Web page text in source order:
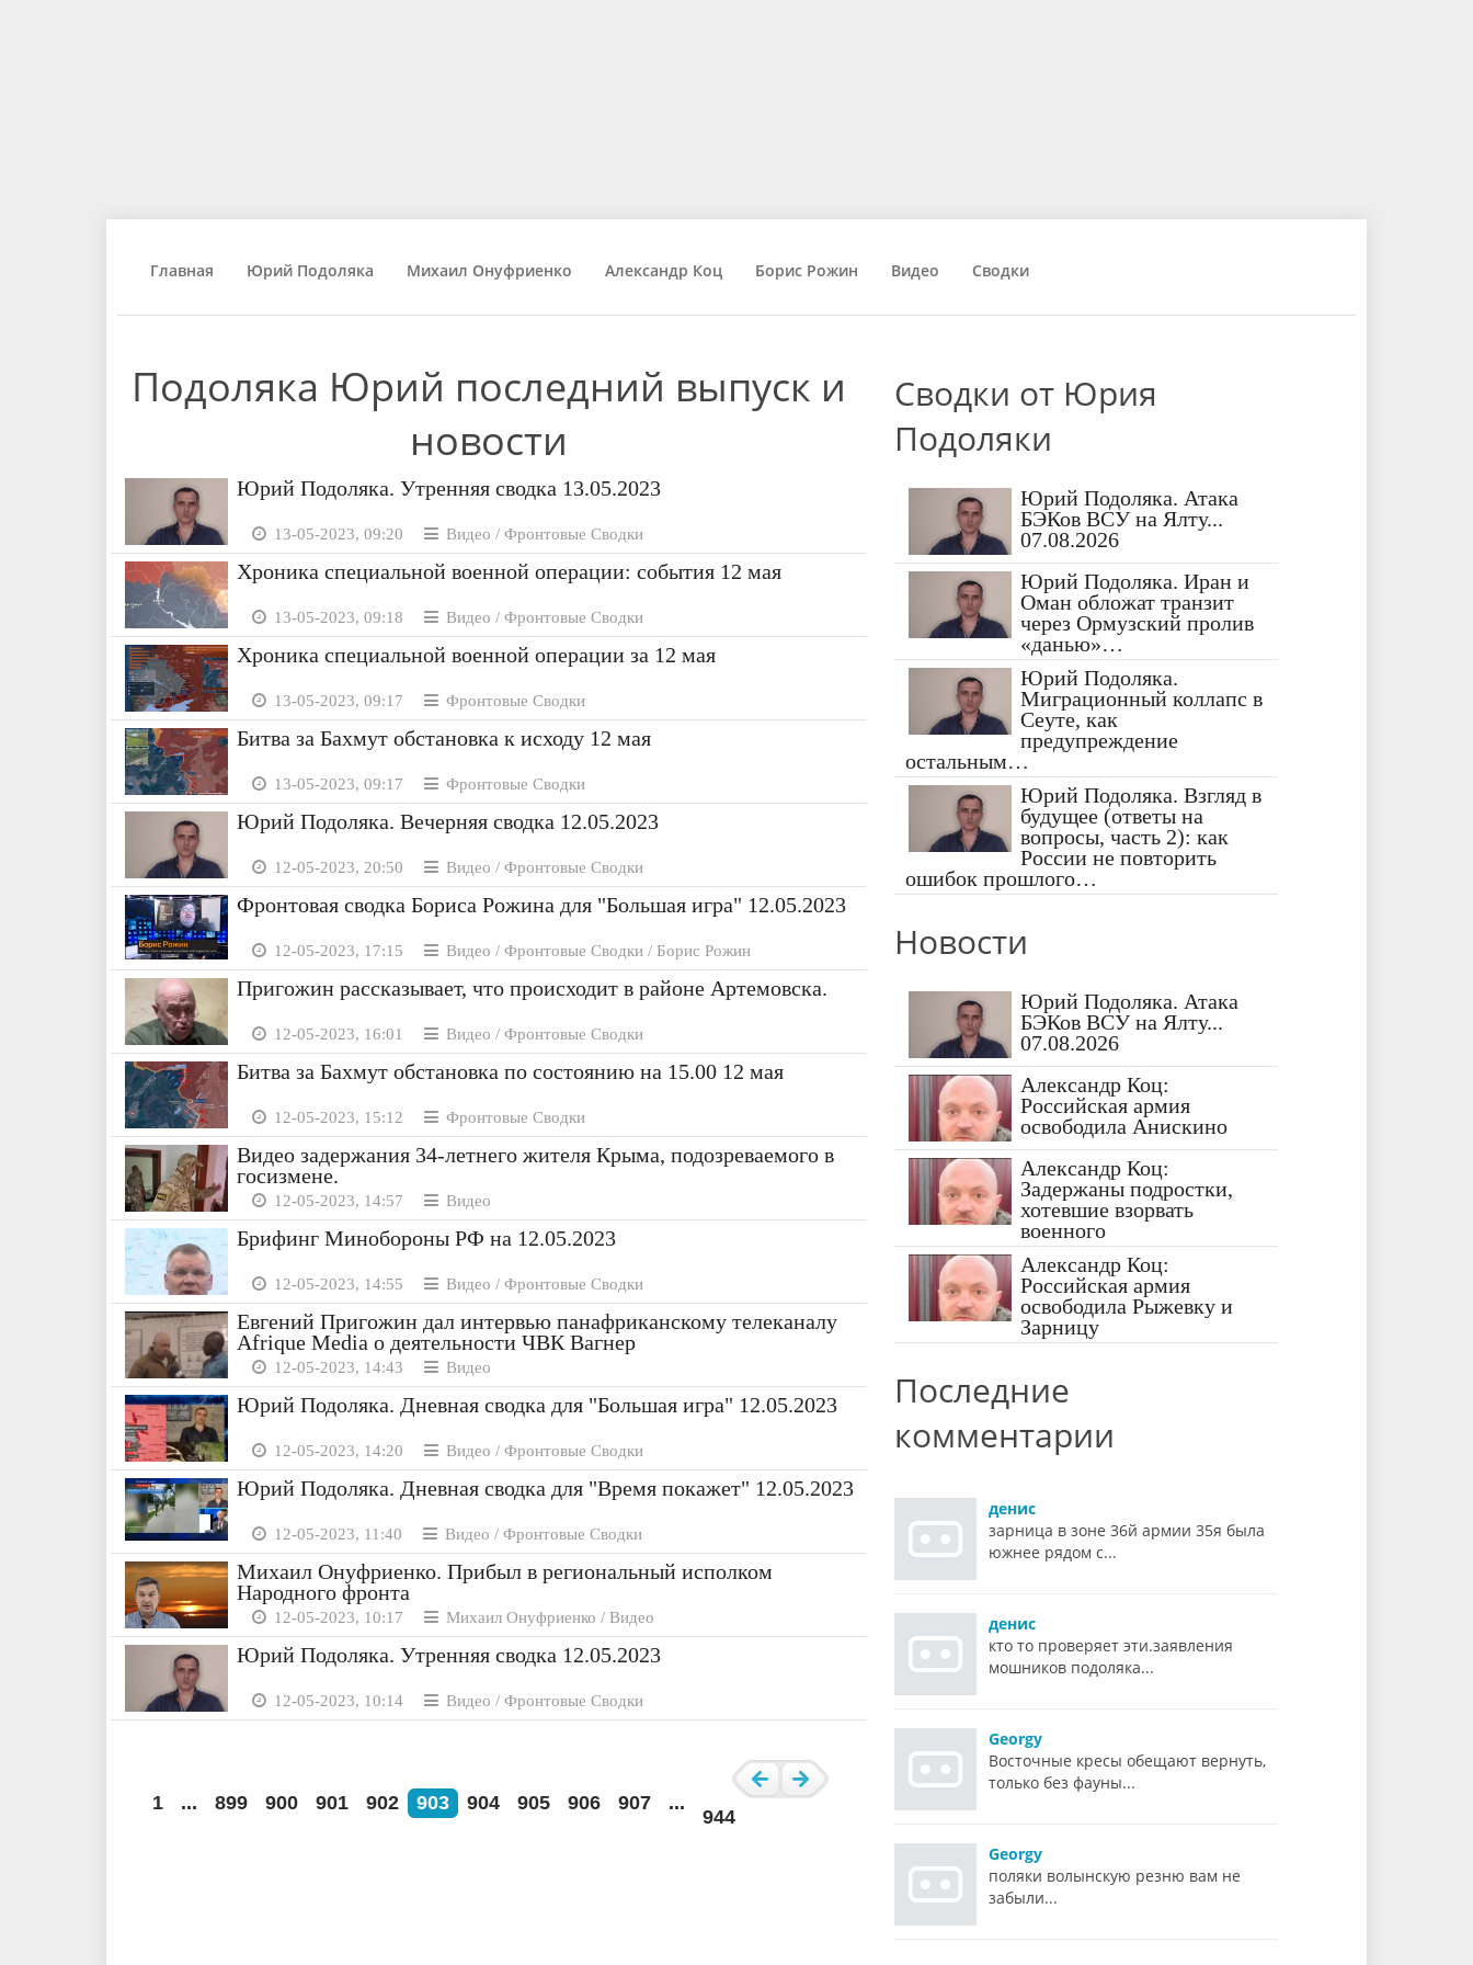
Главная Юрий Подоляка Михаил Онуфриенко Александр Коц Борис Рожин Видео Сводки
Подоляка Юрий последний выпуск и
новости
Юрий Подоляка. Утренняя сводка 13.05.2023
13-05-2023, 09:20 Видео / Фронтовые Сводки
Хроника специальной военной операции: события 12 мая
13-05-2023, 09:18 Видео / Фронтовые Сводки
Хроника специальной военной операции за 12 мая
13-05-2023, 09:17 Фронтовые Сводки
Битва за Бахмут обстановка к исходу 12 мая
13-05-2023, 09:17 Фронтовые Сводки
Юрий Подоляка. Вечерняя сводка 12.05.2023
12-05-2023, 20:50 Видео / Фронтовые Сводки
Фронтовая сводка Бориса Рожина для "Большая игра" 12.05.2023
12-05-2023, 17:15 Видео / Фронтовые Сводки / Борис Рожин
Пригожин рассказывает, что происходит в районе Артемовска.
12-05-2023, 16:01 Видео / Фронтовые Сводки
Битва за Бахмут обстановка по состоянию на 15.00 12 мая
12-05-2023, 15:12 Фронтовые Сводки
Видео задержания 34-летнего жителя Крыма, подозреваемого в
госизмене.
12-05-2023, 14:57 Видео
Брифинг Минобороны РФ на 12.05.2023
12-05-2023, 14:55 Видео / Фронтовые Сводки
Евгений Пригожин дал интервью панафриканскому телеканалу
Afrique Media о деятельности ЧВК Вагнер
12-05-2023, 14:43 Видео
Юрий Подоляка. Дневная сводка для "Большая игра" 12.05.2023
12-05-2023, 14:20 Видео / Фронтовые Сводки
Юрий Подоляка. Дневная сводка для "Время покажет" 12.05.2023
12-05-2023, 11:40 Видео / Фронтовые Сводки
Михаил Онуфриенко. Прибыл в региональный исполком
Народного фронта
12-05-2023, 10:17 Михаил Онуфриенко / Видео
Юрий Подоляка. Утренняя сводка 12.05.2023
12-05-2023, 10:14 Видео / Фронтовые Сводки
1 ... 899 900 901 902 903 904 905 906 907 ...
944
Сводки от Юрия
Подоляки
Юрий Подоляка. Атака
БЭКов ВСУ на Ялту...
07.08.2026
Юрий Подоляка. Иран и
Оман обложат транзит
через Ормузский пролив
«данью»…
Юрий Подоляка.
Миграционный коллапс в
Сеуте, как
предупреждение
остальным…
Юрий Подоляка. Взгляд в
будущее (ответы на
вопросы, часть 2): как
России не повторить
ошибок прошлого…
Новости
Юрий Подоляка. Атака
БЭКов ВСУ на Ялту...
07.08.2026
Александр Коц:
Российская армия
освободила Анискино
Александр Коц:
Задержаны подростки,
хотевшие взорвать
военного
Александр Коц:
Российская армия
освободила Рыжевку и
Зарницу
Последние
комментарии
денис
зарница в зоне 36й армии 35я была
южнее рядом с...
денис
кто то проверяет эти.заявления
мошников подоляка...
Georgy
Восточные кресы обещают вернуть,
только без фауны...
Georgy
поляки волынскую резню вам не
забыли...